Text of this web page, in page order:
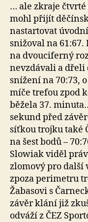
… ale zkraje
mohl přijít
nastartovat
snižoval na
na dvouciferný
nevzdávali a dřeli
snížení na 70:73,
míče trefou zpod
běžela 37.
sekund před
síťkou trojku také
na šest bodů –
Slowiak viděl
zlomový pro další
zpoza perimetru
Žabasovi s
závěr klání již
odváží z ČEZ